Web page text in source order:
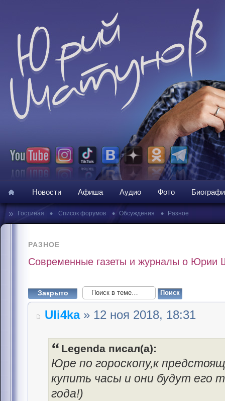
Новости Афиша Аудио Фото
» Гостиная • Список форумов • Обсуждения • Разное
РАЗНОЕ
Современные газеты и журналы о Юрии
Закрыто
Uli4ka» 12 ноя 2018, 18:31
Legenda писал(а):
Юре по гороскопу,к
купить часы и они будут его
года!)